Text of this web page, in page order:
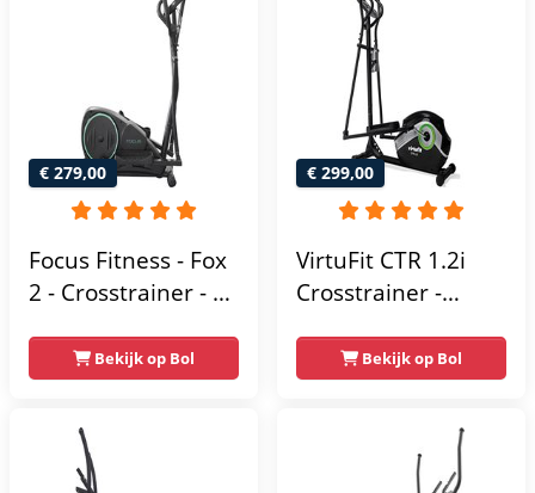
trainingsprogramma’s
- Nauwkeurige
Hartslagmeter
Crosstrainer
Fitness
€ 279,00
Focus Fitness - Fox
2 - Crosstrainer - 16
Weerstandsniveaus
Bekijk op Bol
€ 299,00
VirtuFit CTR 1.2i
Crosstrainer -
Programma's -
Bluetooth -
Bekijk op Bol